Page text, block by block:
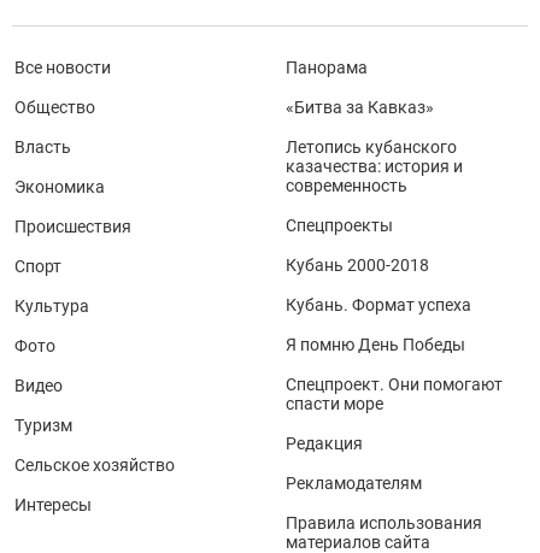
Все новости
Общество
Власть
Экономика
Происшествия
Спорт
Культура
Фото
Видео
Туризм
Сельское хозяйство
Интересы
Панорама
«Битва за Кавказ»
Летопись кубанского
казачества: история и
современность
Спецпроекты
Кубань 2000-2018
Кубань. Формат успеха
Я помню День Победы
Спецпроект. Они помогают
спасти море
Редакция
Рекламодателям
Правила использования
материалов сайта